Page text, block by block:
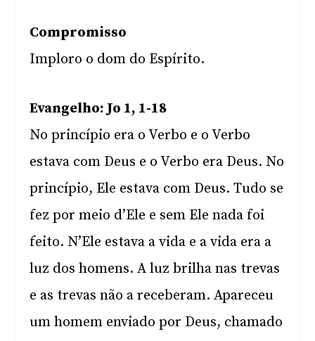
Compromisso
Imploro o dom do Espírito.
Evangelho: Jo 1, 1-18
No princípio era o Verbo e o Verbo
estava com Deus e o Verbo era Deus. No
princípio, Ele estava com Deus. Tudo se
fez por meio d’Ele e sem Ele nada foi
feito. N’Ele estava a vida e a vida era a
luz dos homens. A luz brilha nas trevas
e as trevas não a receberam. Apareceu
um homem enviado por Deus, chamado